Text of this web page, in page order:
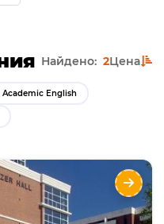
Найдено: 2Цена
Academic English
at Birmingham
Описание
Курсы
Языки